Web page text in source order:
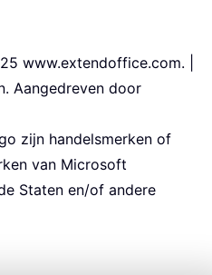
www.extendoffice.com. |
Aangedreven door
zijn handelsmerken of
van Microsoft
Staten en/of andere